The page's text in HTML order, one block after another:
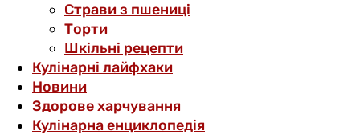
Страви з пшениці
Торти
Шкільні рецепти
Кулінарні лайфхаки
Новини
Здорове харчування
Кулінарна енциклопедія